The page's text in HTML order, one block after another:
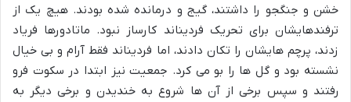
خشن و جنگجو را داشتند، گیج و درمانده شده بودند. هیچ یک از
ترفندهایشان برای تحریک فردیناند کارساز نبود. ماتادورها فریاد
زدند، پرچم هایشان را تکان دادند، اما فردیناند فقط آرام و بی خیال
نشسته بود و گل ها را بو می کرد. جمعیت نیز ابتدا در سکوت فرو
رفتند و سپس برخی از آن ها شروع به خندیدن و برخی دیگر به